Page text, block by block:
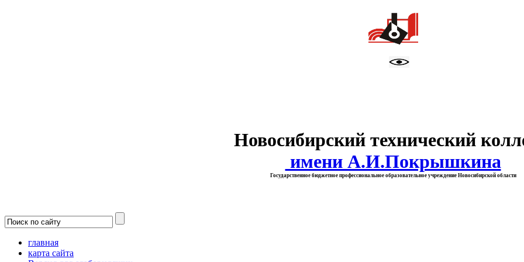
Новосибирский технический
имени А.И.Покрышкина
Государственное бюджетное профессиональное образовательное учреждение Новосибирской области
главная
карта сайта